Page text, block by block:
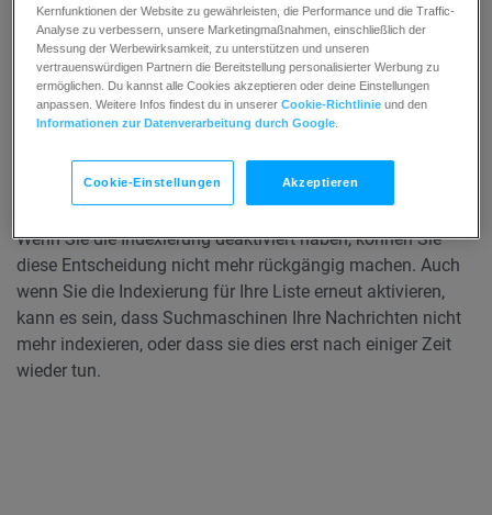
Schalter „Index in Suchmaschinen“ klicken.
Wenn Sie die Indexierung deaktiviert haben, können Sie
diese Entscheidung nicht mehr rückgängig machen. Auch
wenn Sie die Indexierung für Ihre Liste erneut aktivieren,
kann es sein, dass Suchmaschinen Ihre Nachrichten nicht
mehr indexieren, oder dass sie dies erst nach einiger Zeit
wieder tun.
Kernfunktionen der Website zu gewährleisten, die Performance und die Traffic-
Analyse zu verbessern, unsere Marketingmaßnahmen, einschließlich der
Messung der Werbewirksamkeit, zu unterstützen und unseren
vertrauenswürdigen Partnern die Bereitstellung personalisierter Werbung zu
ermöglichen. Du kannst alle Cookies akzeptieren oder deine Einstellungen
anpassen. Weitere Infos findest du in unsererCookie-Richtlinie und den
Informationen zur Datenverarbeitung durch Google
Cookie-Einstellungen Akzeptieren